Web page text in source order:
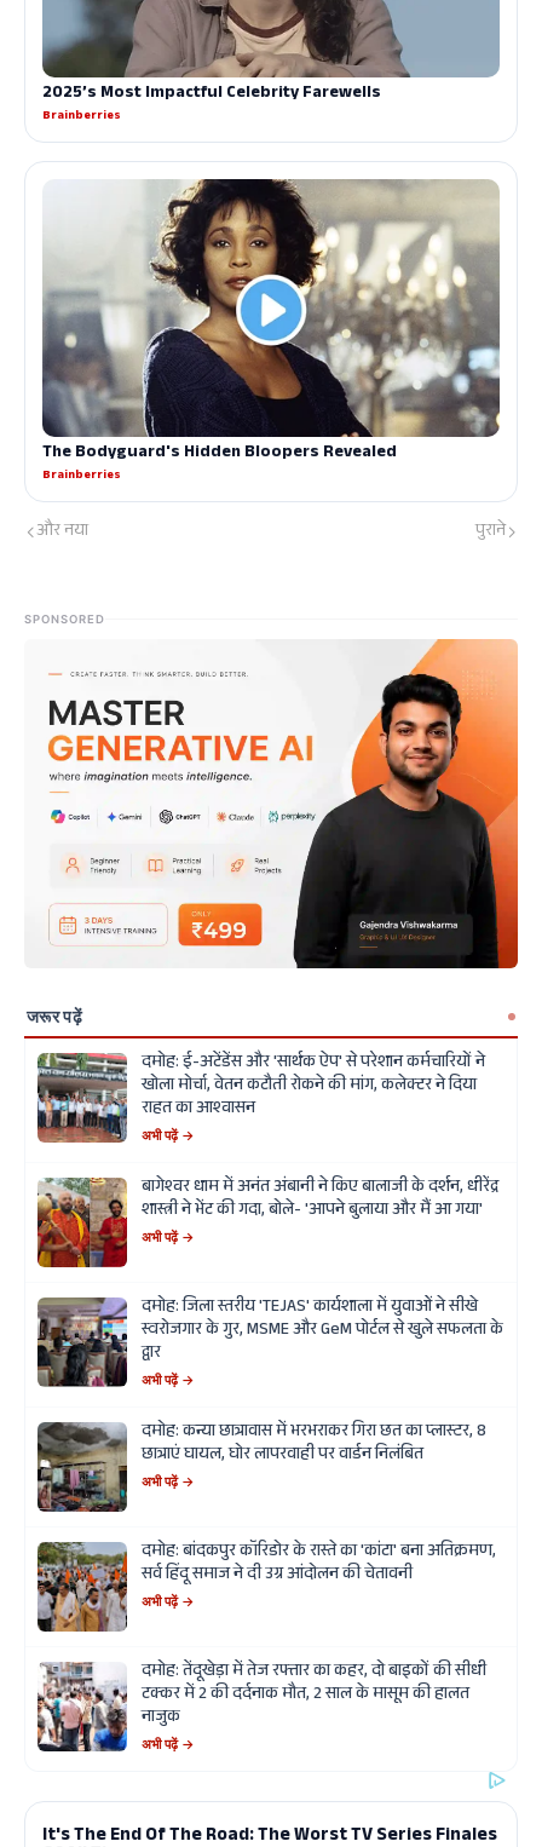
और नया पुराने
SPONSORED
जरूर पढ़ें
दमोह: ई-अटेंडेंस और 'सार्थक ऐप' से परेशान कर्मचारियों ने
खोला मोर्चा, वेतन कटौती रोकने की मांग, कलेक्टर ने दिया
राहत का आश्वासन
अभी पढ़ें →
बागेश्वर धाम में अनंत अंबानी ने किए बालाजी के दर्शन, धीरेंद्र
शास्त्री ने भेंट की गदा, बोले- 'आपने बुलाया और मैं आ गया'
अभी पढ़ें →
दमोह: जिला स्तरीय 'TEJAS' कार्यशाला में युवाओं ने सीखे
स्वरोजगार के गुर, MSME और GeM पोर्टल से खुले सफलता के
द्वार
अभी पढ़ें →
दमोह: कन्या छात्रावास में भरभराकर गिरा छत का प्लास्टर, 8
छात्राएं घायल, घोर लापरवाही पर वार्डन निलंबित
अभी पढ़ें →
दमोह: बांदकपुर कॉरिडोर के रास्ते का 'कांटा' बना अतिक्रमण,
सर्व हिंदू समाज ने दी उग्र आंदोलन की चेतावनी
अभी पढ़ें →
दमोह: तेंदूखेड़ा में तेज रफ्तार का कहर, दो बाइकों की सीधी
टक्कर में 2 की दर्दनाक मौत, 2 साल के मासूम की हालत
नाजुक
अभी पढ़ें →